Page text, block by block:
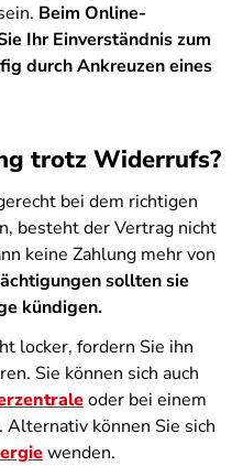
Beim Online-
Ihr Einverständnis zum
durch Ankreuzen eines
trotz Widerrufs?
bei dem richtigen
besteht der Vertrag nicht
keine Zahlung mehr von
sollten sie
kündigen.
locker, fordern Sie ihn
Sie können sich auch
oder bei einem
können Sie sich
wenden.